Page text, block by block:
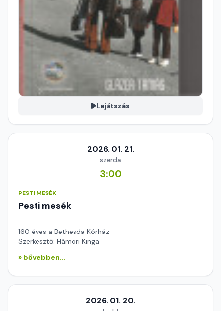
Lejátszás
2026. 01. 21.
szerda
3:00
PESTI MESÉK
Pesti mesék
160 éves a Bethesda Kórház
Szerkesztő: Hámori Kinga
» bővebben...
2026. 01. 20.